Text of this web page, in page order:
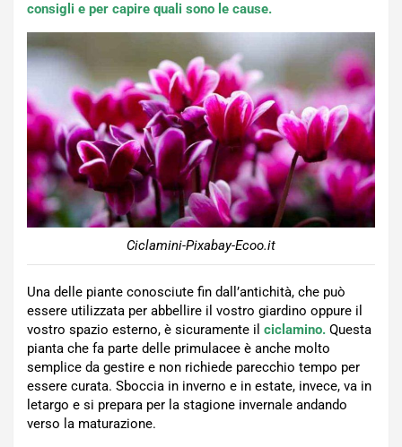
consigli e per capire quali sono le cause.
Ciclamini-Pixabay-Ecoo.it
Una delle piante conosciute fin dall’antichità, che può
essere utilizzata per abbellire il vostro giardino oppure il
vostro spazio esterno, è sicuramente il ciclamino. Questa
pianta che fa parte delle primulacee è anche molto
semplice da gestire e non richiede parecchio tempo per
essere curata. Sboccia in inverno e in estate, invece, va in
letargo e si prepara per la stagione invernale andando
verso la maturazione.